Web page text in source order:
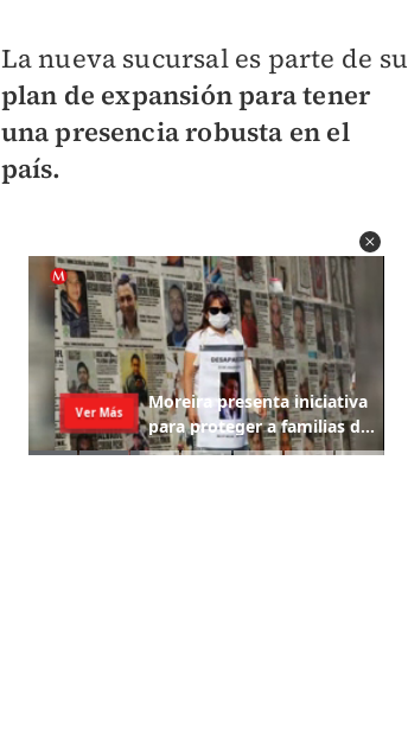
La nueva sucursal es parte de su
plan de expansión para tener
una presencia robusta en el
país.